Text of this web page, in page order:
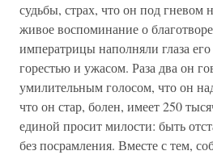
судьбы, страх, что он под гневом
живое воспоминание о
императрицы наполняли глаза
горестью и ужасом. Раза два он
умилительным голосом, что он
что он стар, болен, имеет 250
единой просит милости: быть
без посрамления. Вместе с тем,